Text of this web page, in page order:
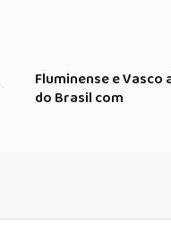
Fluminense e
do Brasil com